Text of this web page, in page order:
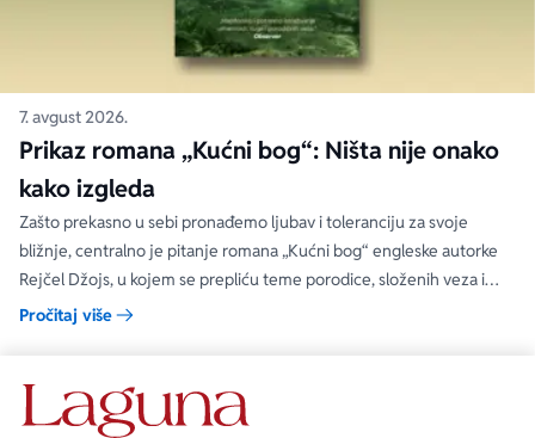
7. avgust 2026.
Prikaz romana „Kućni bog“: Ništa nije onako
kako izgleda
Zašto prekasno u sebi pronađemo ljubav i toleranciju za svoje
bližnje, centralno je pitanje romana „Kućni bog“ engleske autorke
Rejčel Džojs, u kojem se prepliću teme porodice, složenih veza i
umetnosti.
Pročitaj više